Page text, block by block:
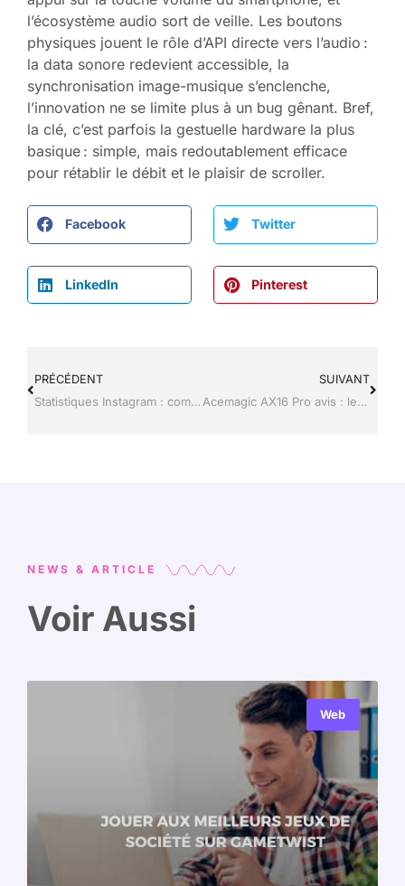
l’écosystème audio sort de veille. Les boutons
physiques jouent le rôle d’API directe vers l’audio :
la data sonore redevient accessible, la
synchronisation image-musique s’enclenche,
l’innovation ne se limite plus à un bug gênant. Bref,
la clé, c’est parfois la gestuelle hardware la plus
basique : simple, mais redoutablement efficace
pour rétablir le débit et le plaisir de scroller.
Facebook Twitter
LinkedIn Pinterest
PRÉCÉDENT
Statistiques Instagram : comment accéder et interpréter les données de votre compte ?
SUIVANT
Acemagic AX16 Pro avis : le test sur la performance et le rapport qualité/prix
NEWS & ARTICLE
Voir Aussi
Web